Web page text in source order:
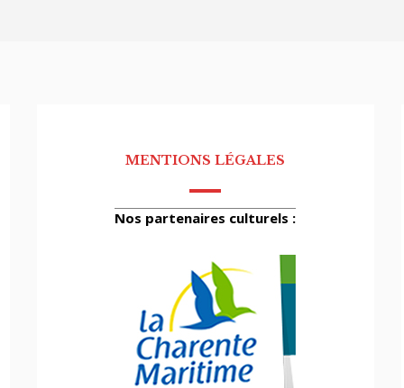
MENTIONS LÉGALES
Nos partenaires culturels :